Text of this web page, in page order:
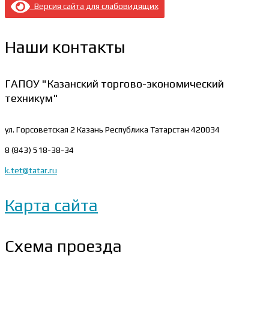
Версия сайта для слабовидящих
Наши контакты
ГАПОУ "Казанский торгово-экономический
техникум"
ул. Горсоветская 2 Казань Республика Татарстан 420034
8 (843) 518-38-34
k.tet@tatar.ru
Карта сайта
Схема проезда